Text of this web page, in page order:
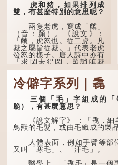
虎和豬，如果排列成
雙，有甚麼特別的意思呢？
兩隻老虎，寫成「虤」
（音：顏）。《說文》：
「虤，虎怒也。從二虎。凡
虤之屬皆從虤。」代表老虎
發怒的樣子。唐人詩中亦有
「求閑未得閑，眾誚瞋虤
虤」之句，意思是眾人的譏
諷讓人怒目而視。
兩隻豬，則為「豩」
（音：賓）。甲骨文從二
「豕」，象豬相追逐的樣
子。《同文備考》另有一說
「豩，豕亂群。」意指一
群...
冷僻字系列｜毳
三個「毛」字組成的「
脆），有甚麼意思？
《說文解字》 ：「毳，細
鳥獸的毛髮，或由毛織成的製品
人體表面，例如手臂等部位
又叫「寒毛」、「汗毛」。